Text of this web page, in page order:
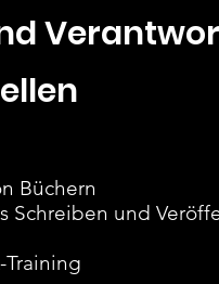
Büchern
Schreiben und